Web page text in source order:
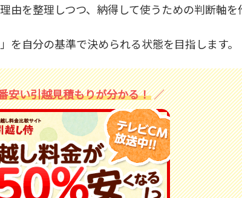
由を整理しつつ、納得して使うための判断軸を
を自分の基準で決められる状態を目指します。
安い引越見積もりが分かる！